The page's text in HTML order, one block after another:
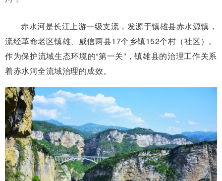
赤水河是长江上游一级支流，发源于镇雄县赤水源镇，
流经革命老区镇雄、威信两县17个乡镇152个村（社区）。
作为保护流域生态环境的“第一关”，镇雄县的治理工作关系
着赤水河全流域治理的成效。